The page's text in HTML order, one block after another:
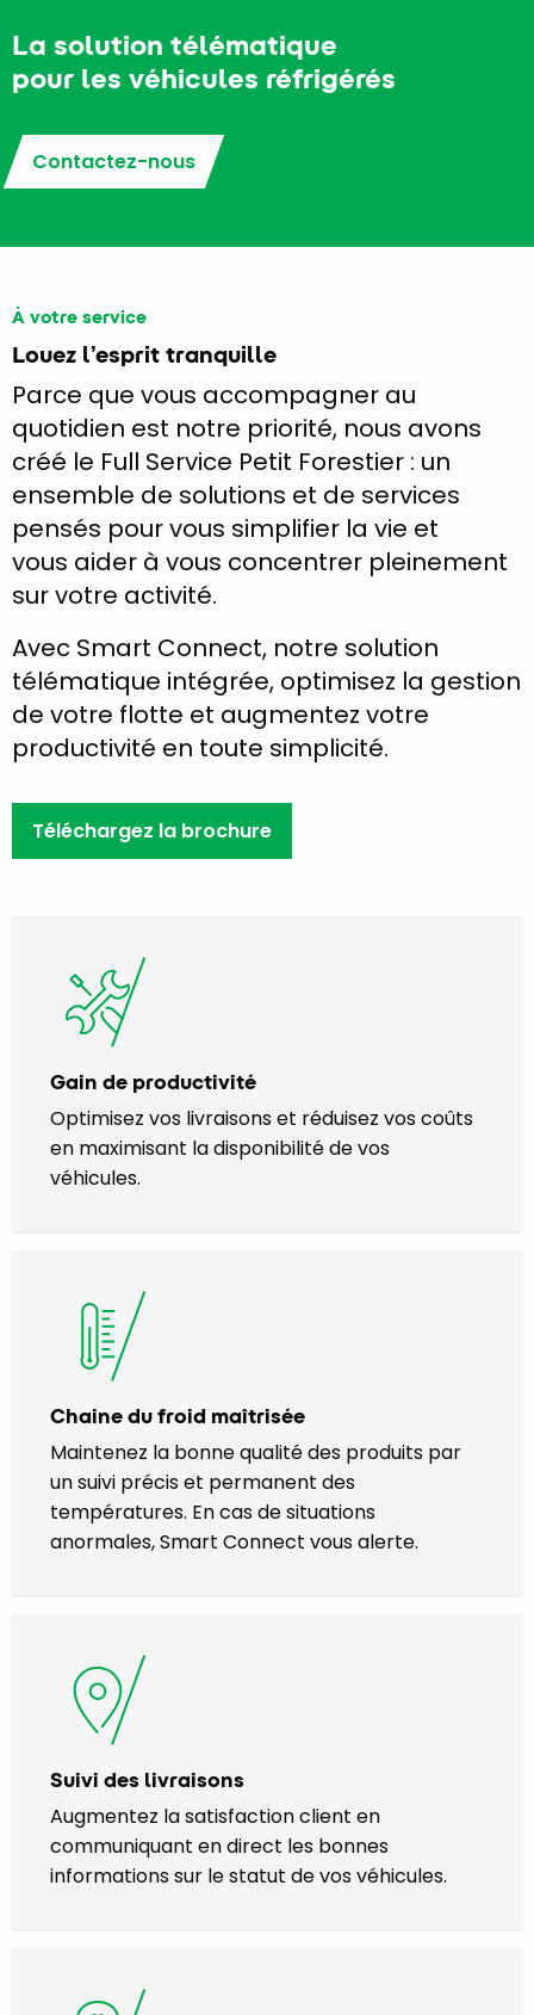
La solution télématique
pour les véhicules réfrigérés
Contactez-nous
À votre service
Louez l’esprit tranquille
Parce que vous accompagner au
quotidien est notre priorité, nous avons
créé le Full Service Petit Forestier : un
ensemble de solutions et de services
pensés pour vous simplifier la vie et
vous aider à vous concentrer pleinement
sur votre activité.
Avec Smart Connect, notre solution
télématique intégrée, optimisez la gestion
de votre flotte et augmentez votre
productivité en toute simplicité.
Téléchargez la brochure
Gain de productivité
Optimisez vos livraisons et réduisez vos coûts
en maximisant la disponibilité de vos
véhicules.
Chaine du froid maîtrisée
Maintenez la bonne qualité des produits par
un suivi précis et permanent des
températures. En cas de situations
anormales, Smart Connect vous alerte.
Suivi des livraisons
Augmentez la satisfaction client en
communiquant en direct les bonnes
informations sur le statut de vos véhicules.